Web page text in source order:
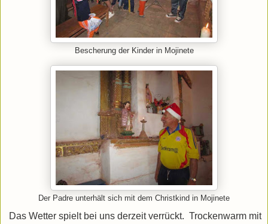
Bescherung der Kinder in Mojinete
Der Padre unterhält sich mit dem Christkind in Mojinete
Das Wetter spielt bei uns derzeit verrückt. Trockenwarm mit